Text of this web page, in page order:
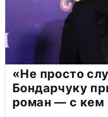
«Не просто
Бондарчуку
роман — с кем